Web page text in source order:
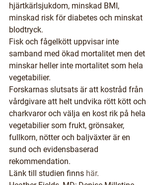
hjärtkärlsjukdom, minskad BMI,
minskad risk för diabetes och minskat
blodtryck.
Fisk och fågelkött uppvisar inte
samband med ökad mortalitet men det
minskar heller inte mortalitet som hela
vegetabilier.
Forskarnas slutsats är att kostråd från
vårdgivare att helt undvika rött kött och
charkvaror och välja en kost rik på hela
vegetabilier som frukt, grönsaker,
fullkorn, nötter och baljväxter är en
sund och evidensbaserad
rekommendation.
Länk till studien finns här.